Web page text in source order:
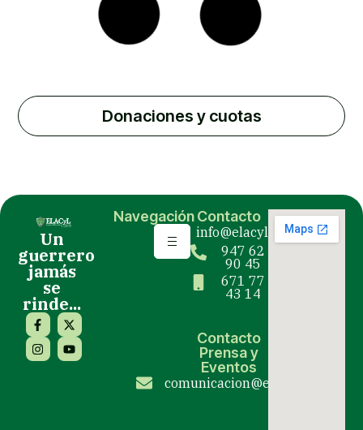
Donaciones y cuotas
Un
guerrero
jamás
se
rinde...
NavegaciónContacto
info@elacyl.org
947 62
90 45
671 77
43 14
Contacto
Prensa y
Eventos
comunicacion@elacyl.org